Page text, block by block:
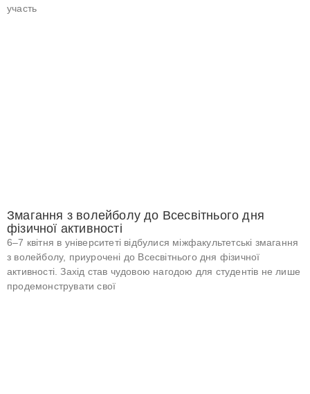
участь
Змагання з волейболу до Всесвітнього дня
фізичної активності
6–7 квітня в університеті відбулися міжфакультетські змагання
з волейболу, приурочені до Всесвітнього дня фізичної
активності. Захід став чудовою нагодою для студентів не лише
продемонструвати свої